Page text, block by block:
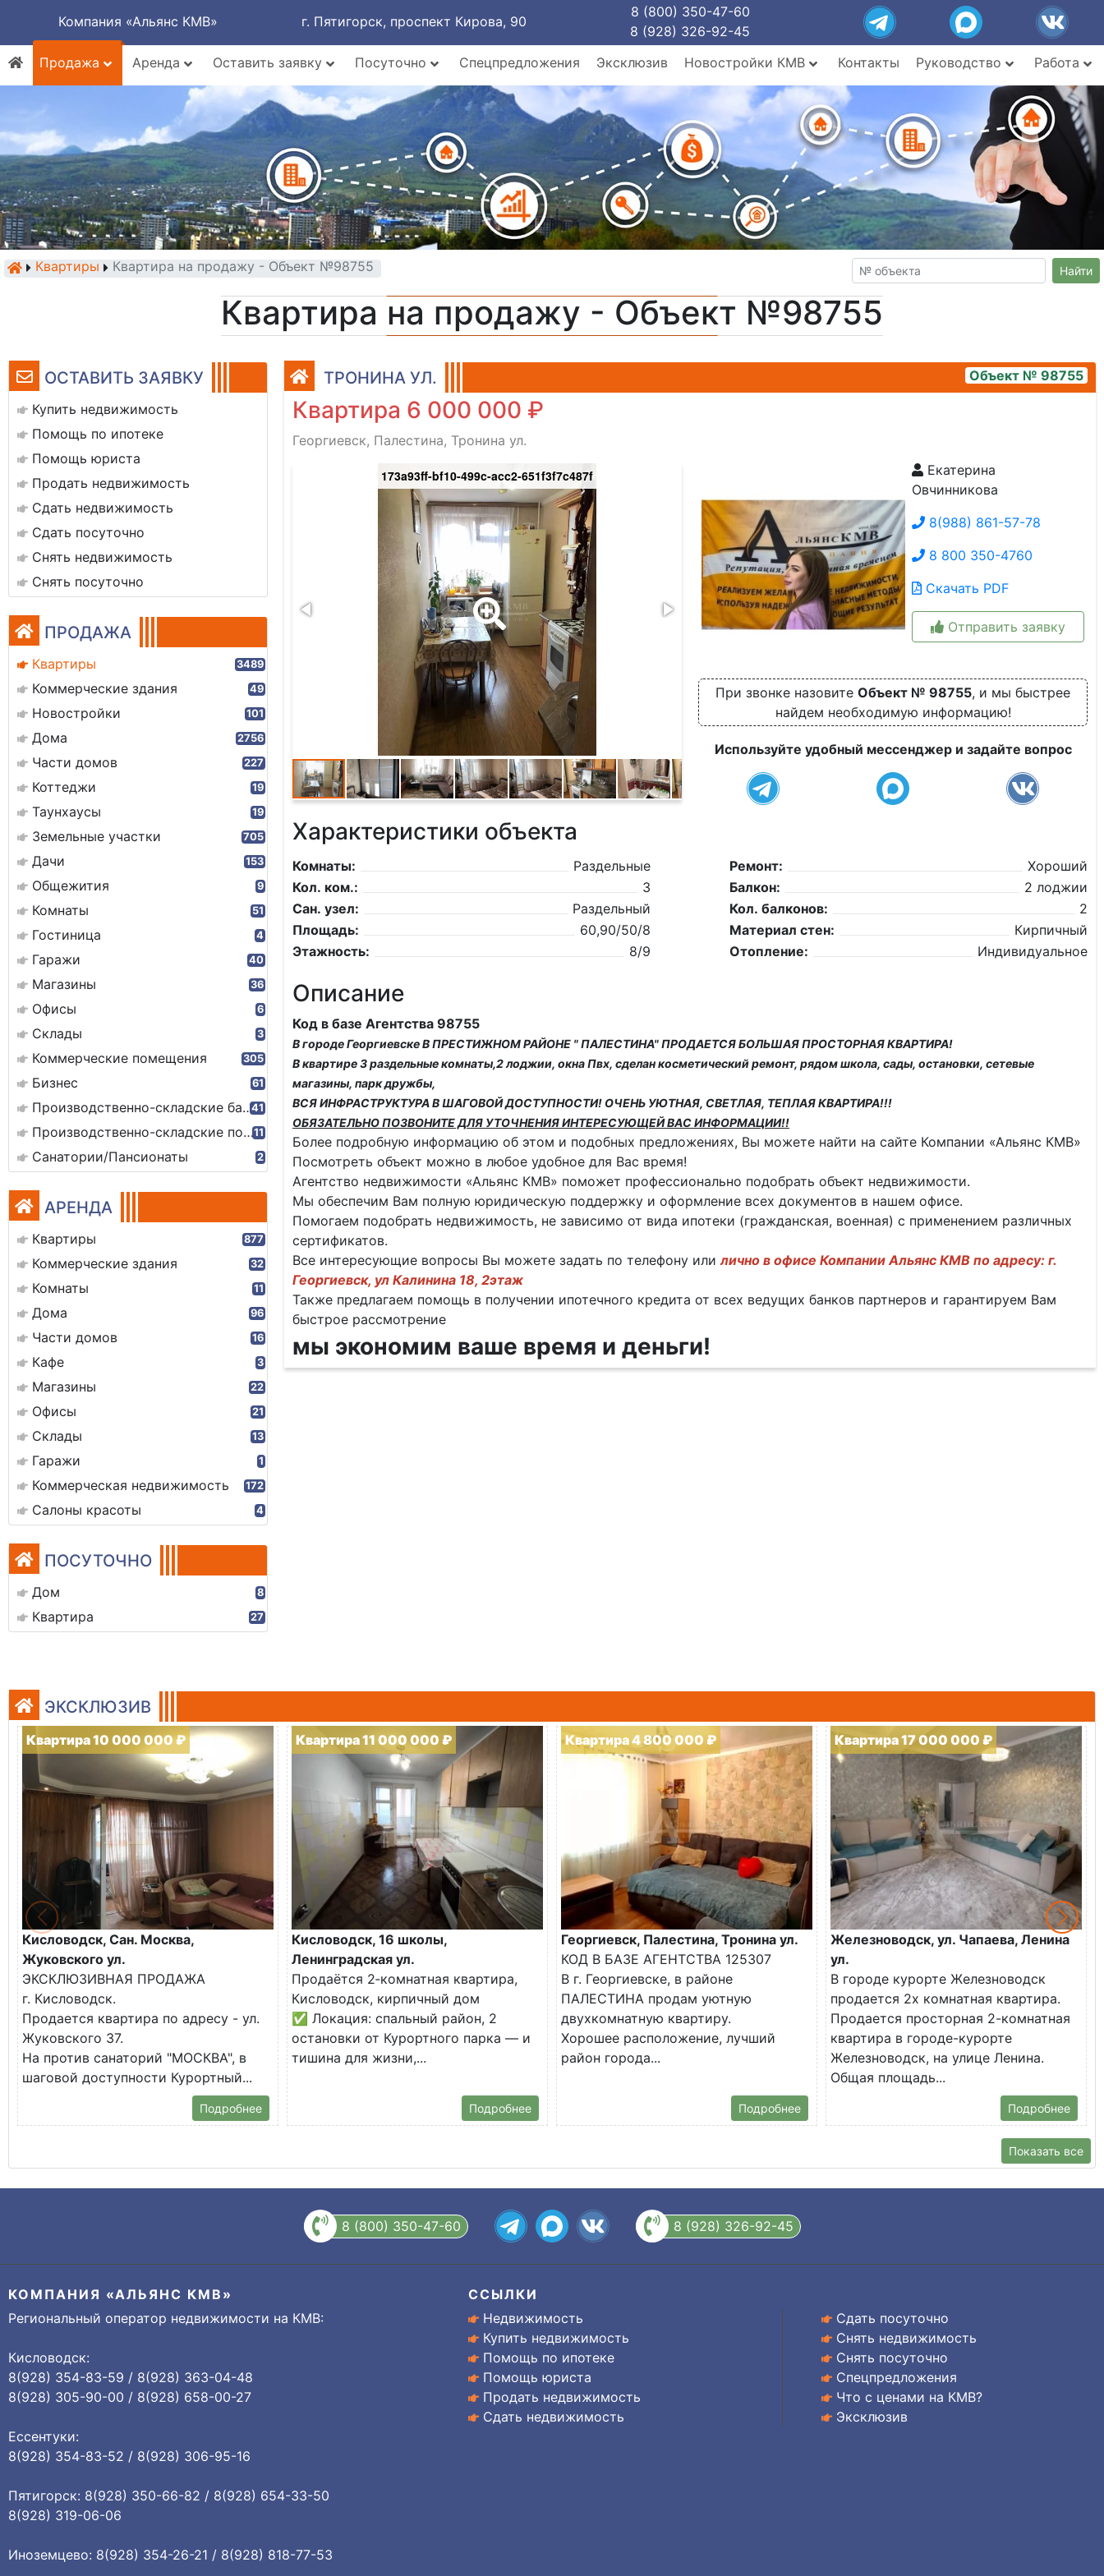
Компания «Альянс КМВ» г. Пятигорск, проспект Кирова, 90
8 (800) 350-47-60
8 (928) 326-92-45
Продажа
Аренда Оставить заявку Посуточно Спецпредложения Эксклюзив Новостройки КМВ Контакты Руководство Работа
Квартиры Квартира на продажу - Объект №98755 Найти
Квартира на продажу - Объект №98755
ОСТАВИТЬ ЗАЯВКУ
Купить недвижимость
Помощь по ипотеке
Помощь юриста
Продать недвижимость
Сдать недвижимость
Сдать посуточно
Снять недвижимость
Снять посуточно
ПРОДАЖА
Квартиры 3489
Коммерческие здания 49
Новостройки 101
Дома 2756
Части домов 227
Коттеджи 19
Таунхаусы 19
Земельные участки 705
Дачи 153
Общежития 9
Комнаты 51
Гостиница 4
Гаражи 40
Магазины 36
Офисы 6
Склады 3
Коммерческие помещения 305
Бизнес 61
Производственно-складские базы41
Производственно-складские помещения11
Санатории/Пансионаты 2
АРЕНДА
Квартиры 877
Коммерческие здания 32
Комнаты 11
Дома 96
Части домов 16
Кафе 3
Магазины 22
Офисы 21
Склады 13
Гаражи 1
Коммерческая недвижимость 172
Салоны красоты 4
ПОСУТОЧНО
Дом 8
Квартира 27
ТРОНИНА УЛ. Объект № 98755
Квартира 6 000 000 ₽
Георгиевск, Палестина, Тронина ул.
173a93ff-bf10-499c-acc2-651f3f7c487f
be15-44b7-9e0d-8df178b84fc6 2ce0e1fd-7278-4c76-be3c-56f10a16c01f
Екатерина
Овчинникова
8(988) 861-57-78
8 800 350-4760
Скачать PDF
Отправить заявку
При звонке назовите Объект № 98755, и мы быстрее
найдем необходимую информацию!
Используйте удобный мессенджер и задайте вопрос
Характеристики объекта
Комнаты:
Раздельные
Кол. ком.:
3
Сан. узел:
Раздельный
Площадь:
60,90/50/8
Этажность:
8/9
Ремонт:
Хороший
Балкон:
2 лоджии
Кол. балконов:
2
Материал стен:
Кирпичный
Отопление:
Индивидуальное
Описание
Код в базе Агентства 98755
В городе Георгиевске В ПРЕСТИЖНОМ РАЙОНЕ " ПАЛЕСТИНА" ПРОДАЕТСЯ БОЛЬШАЯ ПРОСТОРНАЯ КВАРТИРА!
В квартире 3 раздельные комнаты,2 лоджии, окна Пвх, сделан косметический ремонт, рядом школа, сады, остановки, сетевые
магазины, парк дружбы,
ВСЯ ИНФРАСТРУКТУРА В ШАГОВОЙ ДОСТУПНОСТИ! ОЧЕНЬ УЮТНАЯ, СВЕТЛАЯ, ТЕПЛАЯ КВАРТИРА!!!
ОБЯЗАТЕЛЬНО ПОЗВОНИТЕ ДЛЯ УТОЧНЕНИЯ ИНТЕРЕСУЮЩЕЙ ВАС ИНФОРМАЦИИ!!
Более подробную информацию об этом и подобных предложениях, Вы можете найти на сайте Компании «Альянс КМВ»
Посмотреть объект можно в любое удобное для Вас время!
Агентство недвижимости «Альянс КМВ» поможет профессионально подобрать объект недвижимости.
Мы обеспечим Вам полную юридическую поддержку и оформление всех документов в нашем офисе.
Помогаем подобрать недвижимость, не зависимо от вида ипотеки (гражданская, военная) с применением различных
сертификатов.
Все интересующие вопросы Вы можете задать по телефону или лично в офисе Компании Альянс КМВ по адресу: г.
Георгиевск, ул Калинина 18, 2этаж
Также предлагаем помощь в получении ипотечного кредита от всех ведущих банков партнеров и гарантируем Вам
быстрое рассмотрение
мы экономим ваше время и деньги!
ЭКСКЛЮЗИВ
Квартира 10 000 000 ₽
Кисловодск, Сан. Москва,
Жуковского ул.
ЭКСКЛЮЗИВНАЯ ПРОДАЖА
г. Кисловодск.
Продается квартира по адресу - ул.
Жуковского 37.
На против санаторий "МОСКВА", в
шаговой доступности Курортный...
Подробнее
Квартира 11 000 000 ₽
Кисловодск, 16 школы,
Ленинградская ул.
Продаётся 2‑комнатная квартира,
Кисловодск, кирпичный дом
✅ Локация: спальный район, 2
остановки от Курортного парка — и
тишина для жизни,...
Подробнее
Квартира 4 800 000 ₽
Георгиевск, Палестина, Тронина ул.
КОД В БАЗЕ АГЕНТСТВА 125307
В г. Георгиевске, в районе
ПАЛЕСТИНА продам уютную
двухкомнатную квартиру.
Хорошее расположение, лучший
район города...
Подробнее
Квартира 17 000 000 ₽
Железноводск, ул. Чапаева, Ленина
ул.
В городе курорте Железноводск
продается 2х комнатная квартира.
Продается просторная 2-комнатная
квартира в городе-курорте
Железноводск, на улице Ленина.
Общая площадь...
Подробнее
Показать все
8 (800) 350-47-60 8 (928) 326-92-45
КОМПАНИЯ «АЛЬЯНС КМВ»
Региональный оператор недвижимости на КМВ:
Кисловодск:
8(928) 354-83-59 / 8(928) 363-04-48
8(928) 305-90-00 / 8(928) 658-00-27
Ессентуки:
8(928) 354-83-52 / 8(928) 306-95-16
Пятигорск: 8(928) 350-66-82 / 8(928) 654-33-50
8(928) 319-06-06
Иноземцево: 8(928) 354-26-21 / 8(928) 818-77-53
ССЫЛКИ
Недвижимость
Купить недвижимость
Помощь по ипотеке
Помощь юриста
Продать недвижимость
Сдать недвижимость
Сдать посуточно
Снять недвижимость
Снять посуточно
Спецпредложения
Что с ценами на КМВ?
Эксклюзив